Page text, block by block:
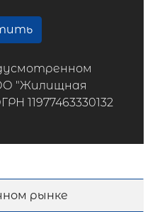
"Жилищная
11977463330132
рынке